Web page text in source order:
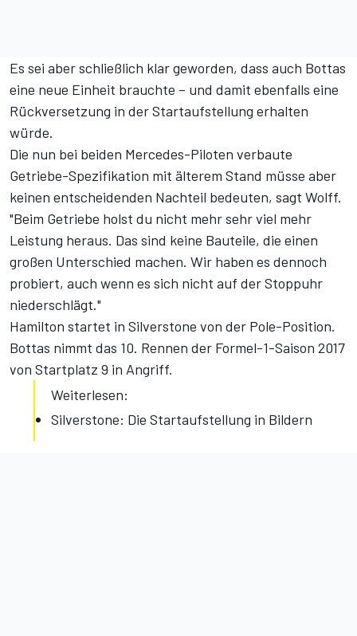
Es sei aber schließlich klar geworden, dass auch Bottas
eine neue Einheit brauchte – und damit ebenfalls eine
Rückversetzung in der Startaufstellung erhalten
würde.
Die nun bei beiden Mercedes-Piloten verbaute
Getriebe-Spezifikation mit älterem Stand müsse aber
keinen entscheidenden Nachteil bedeuten, sagt Wolff.
"Beim Getriebe holst du nicht mehr sehr viel mehr
Leistung heraus. Das sind keine Bauteile, die einen
großen Unterschied machen. Wir haben es dennoch
probiert, auch wenn es sich nicht auf der Stoppuhr
niederschlägt."
Hamilton startet in Silverstone von der Pole-Position.
Bottas nimmt das 10. Rennen der Formel-1-Saison 2017
von Startplatz 9 in Angriff.
Weiterlesen:
Silverstone: Die Startaufstellung in Bildern